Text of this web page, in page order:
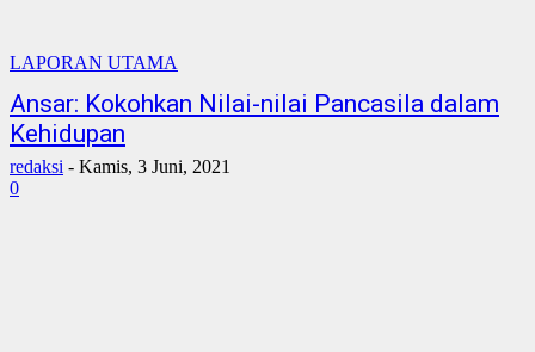
LAPORAN UTAMA
Ansar: Kokohkan Nilai-nilai Pancasila dalam
Kehidupan
redaksi - Kamis, 3 Juni, 2021
0